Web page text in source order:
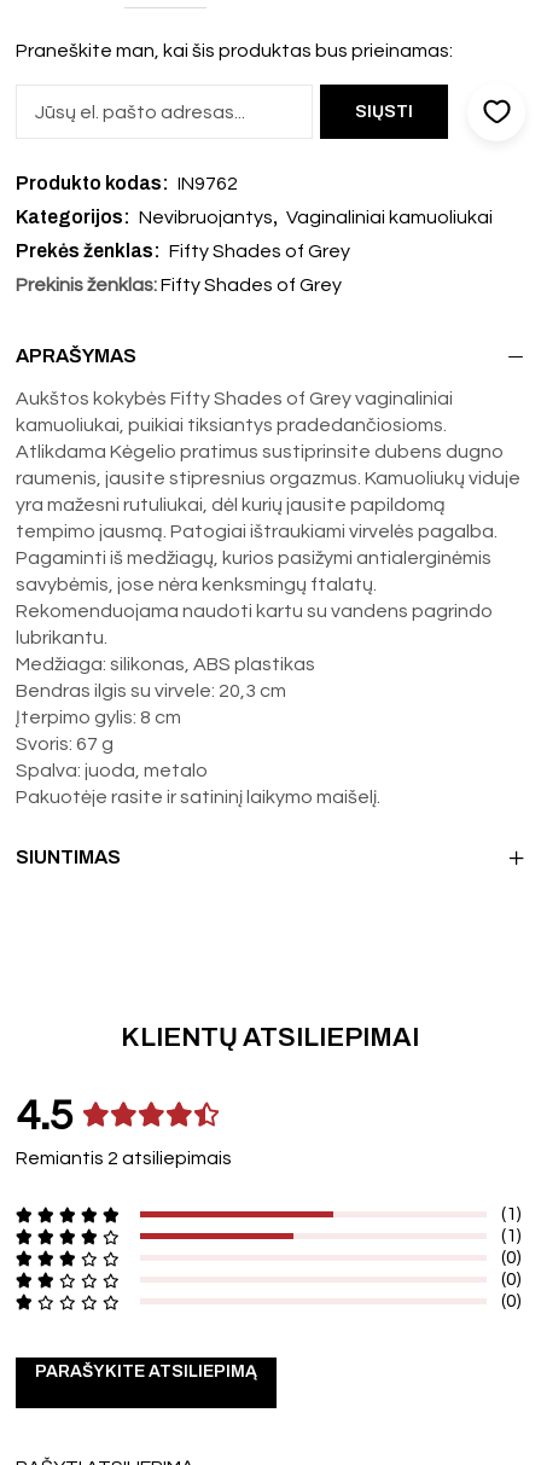
Praneškite man, kai šis produktas bus prieinamas:
Produkto kodas: IN9762
Kategorijos: Nevibruojantys, Vaginaliniai kamuoliukai
Prekės ženklas: Fifty Shades of Grey
Prekinis ženklas: Fifty Shades of Grey
APRAŠYMAS
Aukštos kokybės Fifty Shades of Grey vaginaliniai
kamuoliukai, puikiai tiksiantys pradedančiosioms.
Atlikdama Kėgelio pratimus sustiprinsite dubens dugno
raumenis, jausite stipresnius orgazmus. Kamuoliukų viduje
yra mažesni rutuliukai, dėl kurių jausite papildomą
tempimo jausmą. Patogiai ištraukiami virvelės pagalba.
Pagaminti iš medžiagų, kurios pasižymi antialerginėmis
savybėmis, jose nėra kenksmingų ftalatų.
Rekomenduojama naudoti kartu su vandens pagrindo
lubrikantu.
Medžiaga: silikonas, ABS plastikas
Bendras ilgis su virvele: 20,3 cm
Įterpimo gylis: 8 cm
Svoris: 67 g
Spalva: juoda, metalo
Pakuotėje rasite ir satininį laikymo maišelį.
SIUNTIMAS
KLIENTŲ ATSILIEPIMAI
4.5
Remiantis 2 atsiliepimais
(1)
(1)
(0)
(0)
(0)
PARAŠYKITE ATSILIEPIMĄ